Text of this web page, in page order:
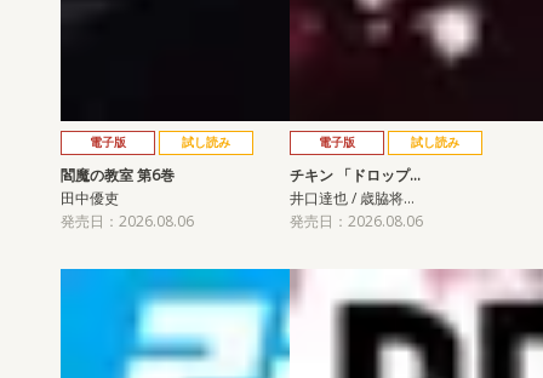
電子版 試し読み
閻魔の教室 第6巻
田中優吏
発売日：2026.08.06
電子版 試し読み
チキン 「ドロップ…
井口達也 / 歳脇将…
発売日：2026.08.06